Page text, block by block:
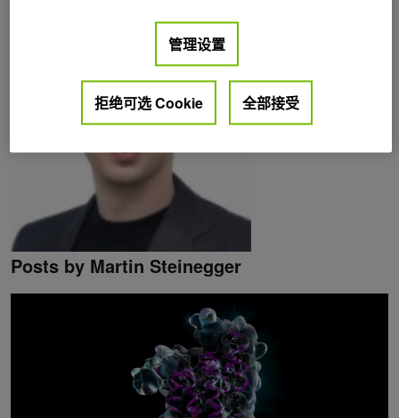
Posts by Martin Steinegger
管理设置
拒绝可选 Cookie 全部接受